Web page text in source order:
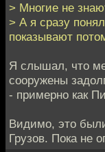
> Многие не
> А я сразу
показывают
Я слышал, что
сооружены
- примерно как
Видимо, это
Грузов. Пока не